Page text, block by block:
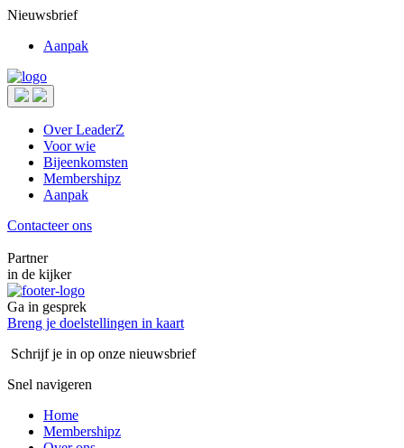
Nieuwsbrief
Aanpak
Over LeaderZ
Voor wie
Bijeenkomsten
Membershipz
Aanpak
Contacteer ons
Partner
in de kijker
Ga in gesprek
Breng je doelstellingen in kaart
Schrijf je in op onze nieuwsbrief
Snel navigeren
Home
Membershipz